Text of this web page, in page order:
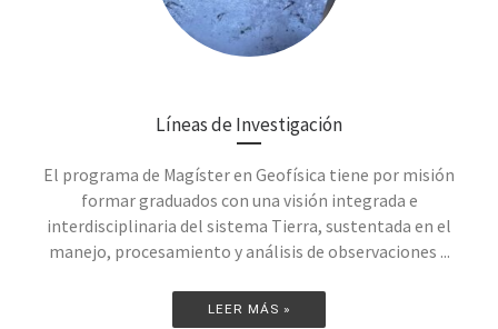
Líneas de Investigación
El programa de Magíster en Geofísica tiene por misión
formar graduados con una visión integrada e
interdisciplinaria del sistema Tierra, sustentada en el
manejo, procesamiento y análisis de observaciones ...
LEER MÁS »